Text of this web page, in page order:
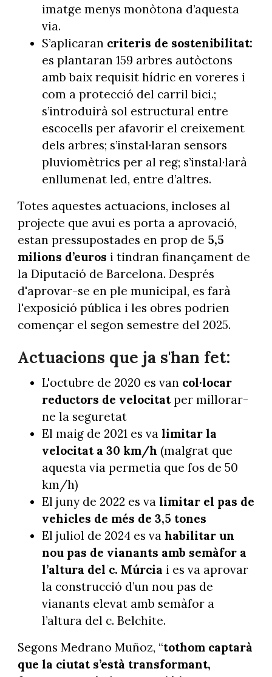
imatge menys monòtona d’aquesta
via.
S’aplicaran criteris de sostenibilitat:
es plantaran 159 arbres autòctons
amb baix requisit hídric en voreres i
com a protecció del carril bici.;
s’introduirà sol estructural entre
escocells per afavorir el creixement
dels arbres; s’instal·laran sensors
pluviomètrics per al reg; s’instal·larà
enllumenat led, entre d’altres.
Totes aquestes actuacions, incloses al
projecte que avui es porta a aprovació,
estan pressupostades en prop de 5,5
milions d’euros i tindran finançament de
la Diputació de Barcelona. Després
d'aprovar-se en ple municipal, es farà
l'exposició pública i les obres podrien
començar el segon semestre del 2025.
Actuacions que ja s'han fet:
L'octubre de 2020 es van col·locar
reductors de velocitatper millorar-
ne la seguretat
El maig de 2021 es va limitar la
velocitat a 30 km/h (malgrat que
aquesta via permetia que fos de 50
km/h)
El juny de 2022 es va limitar el pas de
vehicles de més de 3,5 tones
El juliol de 2024 es va habilitar un
nou pas de vianants amb semàfor a
l’altura del c. Múrcia i es va aprovar
la construcció d’un nou pas de
vianants elevat amb semàfor a
l’altura del c. Belchite.
Segons Medrano Muñoz, “tothom captarà
que la ciutat s’està transformant,